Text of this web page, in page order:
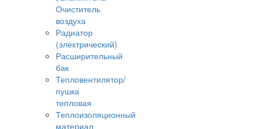
Очиститель
воздуха
Радиатор
(электрический)
Расширительный
бак
Тепловентилятор/
пушка
тепловая
Теплоизоляционный
материал